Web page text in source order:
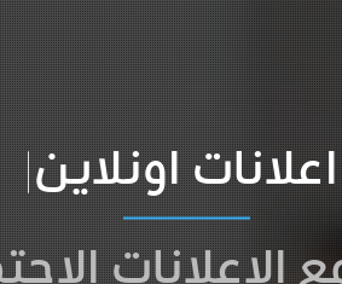
اعلانات اونلاين
الإعلانات